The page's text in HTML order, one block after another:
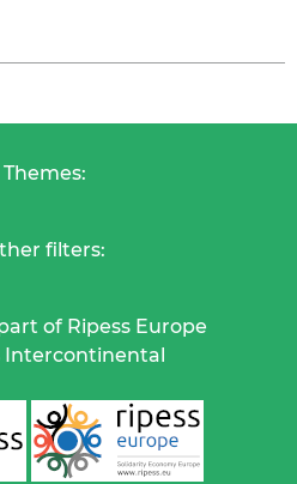
Themes:
filters:
of Ripess Europe
Intercontinental